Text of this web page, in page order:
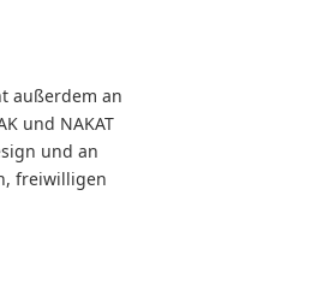
außerdem an
und NAKAT
und an
freiwilligen